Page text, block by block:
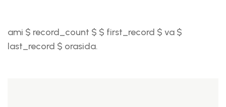
ami $ record_count $ $ first_record $ va $
last_record $ orasida.